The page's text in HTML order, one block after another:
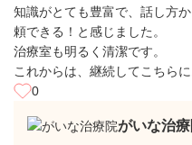
知識がとても豊富で、話し方
頼できる！と感じました。
治療室も明るく清潔です。
これからは、継続してこちら
0
がいな治